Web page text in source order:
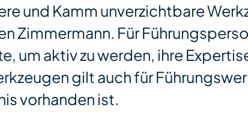
und Kamm unverzichtbare
Zimmermann. Für
um aktiv zu werden, ihre
gilt auch für
vorhanden ist.